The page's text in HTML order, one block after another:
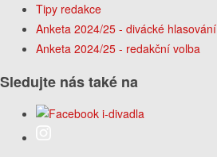
Tipy redakce
Anketa 2024/25 - divácké hlasování
Anketa 2024/25 - redakční volba
Sledujte nás také na